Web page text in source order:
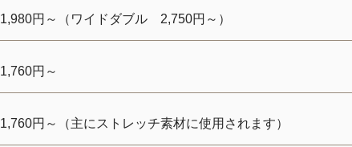
1,980円～（ワイドダブル 2,750円～）
1,760円～
1,760円～（主にストレッチ素材に使用されます）